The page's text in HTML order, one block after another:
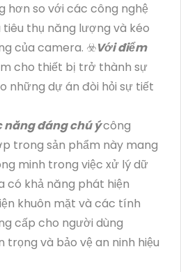
hơn so với các công nghệ
tiêu thụ năng lượng và kéo
của camera. ☣️Với điểm
cho thiết bị trở thành sự
những dự án đòi hỏi sự tiết
năng đáng chú ýcông
trong sản phẩm này mang
minh trong việc xử lý dữ
có khả năng phát hiện
khuôn mặt và các tính
cấp cho người dùng
và bảo vệ an ninh hiệu